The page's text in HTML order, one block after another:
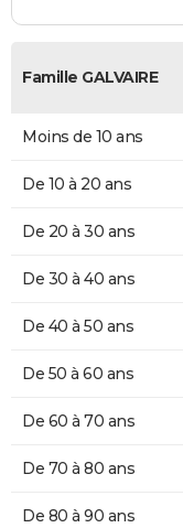
Famille GALVAIRE
Moins de 10 ans
De 10 à 20 ans
De 20 à 30 ans
De 30 à 40 ans
De 40 à 50 ans
De 50 à 60 ans
De 60 à 70 ans
De 70 à 80 ans
De 80 à 90 ans